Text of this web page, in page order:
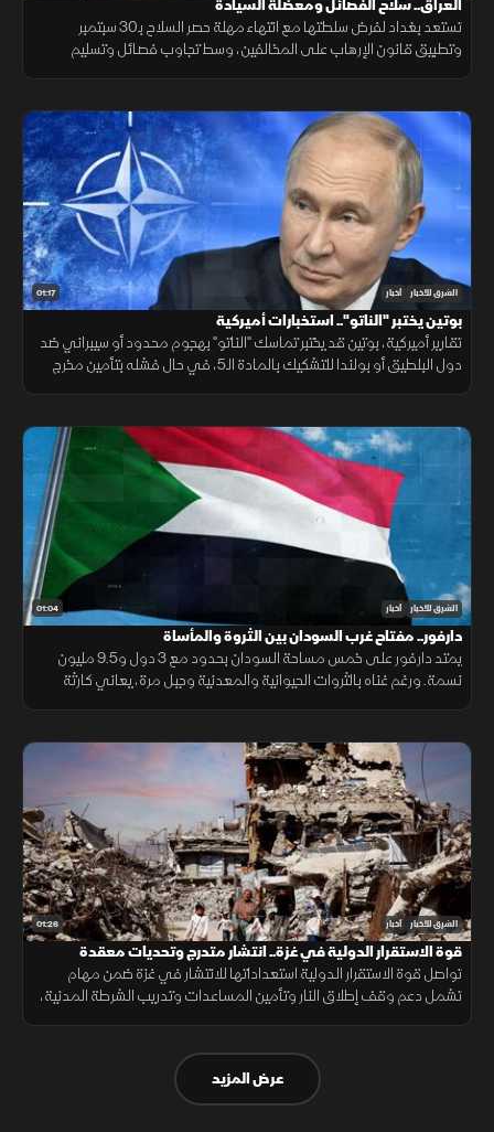
تستعد بغداد لفرض سلطتها مع انتهاء مهلة حصر السلاح بـ30 سبتمبر
وتطبيق قانون الإرهاب على المخالفين، وسط تجاوب فصائل وتسليم
01:17 الشرق للأخبار أخبار
بوتين يختبر "الناتو".. استخبارات أميركية
تقارير أميركية، بوتين قد يختبر تماسك "الناتو" بهجوم محدود أو سيبراني ضد
دول البلطيق أو بولندا للتشكيك بالمادة الـ5، في حال فشله بتأمين مخرج
01:04 الشرق للأخبار أخبار
دارفور.. مفتاح غرب السودان بين الثروة والمأساة
يمتد دارفور على خمس مساحة السودان بحدود مع 3 دول و9.5 مليون
نسمة. ورغم غناه بالثروات الحيوانية والمعدنية وجبل مرة، يعاني كارثة
01:26 الشرق للأخبار أخبار
قوة الاستقرار الدولية في غزة.. انتشار متدرج وتحديات معقدة
تواصل قوة الاستقرار الدولية استعداداتها للانتشار في غزة ضمن مهام
تشمل دعم وقف إطلاق النار وتأمين المساعدات وتدريب الشرطة المدنية،
عرض المزيد